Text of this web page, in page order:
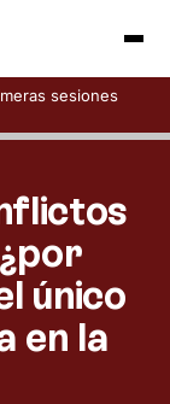
sesiones
único
en la